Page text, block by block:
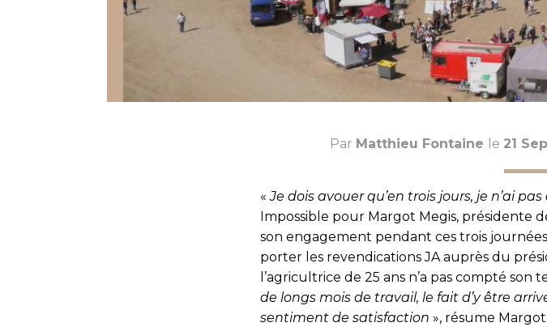
Par Matthieu Fontaine le 21
«Je dois avouer qu’en trois jours, je n’ai
Impossible pour Margot Megis, présidente
son engagement pendant ces trois
porter les revendications JA auprès du
l’agricultrice de 25 ans n’a pas compté son
de longs mois de travail, le fait d’y être
sentiment de satisfaction », résume Margot.